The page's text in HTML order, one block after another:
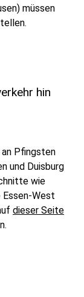
müssen
hin
Pfingsten
und Duisburg
wie
Essen-West
dieser Seite